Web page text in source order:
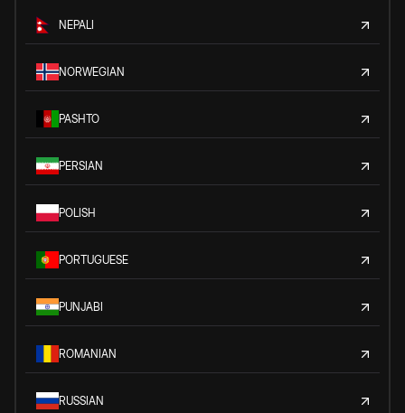
NEPALI
NORWEGIAN
PASHTO
PERSIAN
POLISH
PORTUGUESE
PUNJABI
ROMANIAN
RUSSIAN